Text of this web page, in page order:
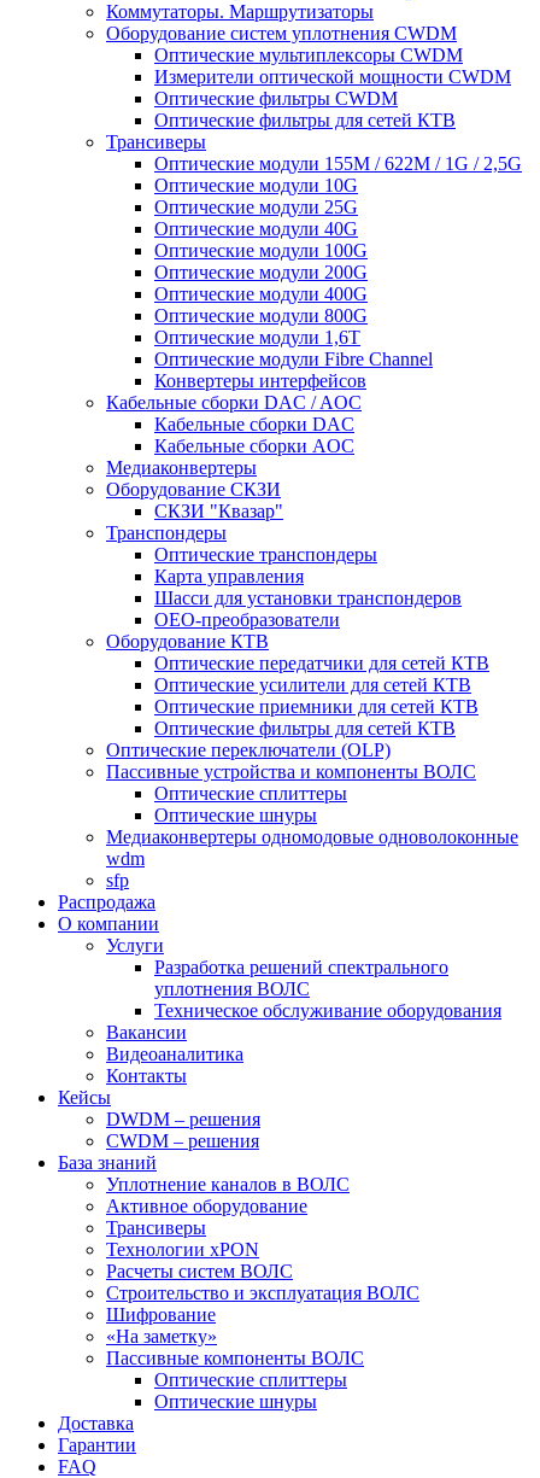
Коммутаторы. Маршрутизаторы
Оборудование систем уплотнения CWDM
Оптические мультиплексоры CWDM
Измерители оптической мощности CWDM
Оптические фильтры CWDM
Оптические фильтры для сетей КТВ
Трансиверы
Оптические модули 155M / 622M / 1G / 2,5G
Оптические модули 10G
Оптические модули 25G
Оптические модули 40G
Оптические модули 100G
Оптические модули 200G
Оптические модули 400G
Оптические модули 800G
Оптические модули 1,6T
Оптические модули Fibre Channel
Конвертеры интерфейсов
Кабельные сборки DAC / AOC
Кабельные сборки DAC
Кабельные сборки AOC
Медиаконвертеры
Оборудование СКЗИ
СКЗИ "Квазар"
Транспондеры
Оптические транспондеры
Карта управления
Шасси для установки транспондеров
OEO-преобразователи
Оборудование КТВ
Оптические передатчики для сетей КТВ
Оптические усилители для сетей КТВ
Оптические приемники для сетей КТВ
Оптические фильтры для сетей КТВ
Оптические переключатели (OLP)
Пассивные устройства и компоненты ВОЛС
Оптические сплиттеры
Оптические шнуры
Медиаконвертеры одномодовые одноволоконные
wdm
sfp
Распродажа
О компании
Услуги
Разработка решений спектрального
уплотнения ВОЛС
Техническое обслуживание оборудования
Вакансии
Видеоаналитика
Контакты
Кейсы
DWDM – решения
CWDM – решения
База знаний
Уплотнение каналов в ВОЛС
Активное оборудование
Трансиверы
Технологии xPON
Расчеты систем ВОЛС
Строительство и эксплуатация ВОЛС
Шифрование
«На заметку»
Пассивные компоненты ВОЛС
Оптические сплиттеры
Оптические шнуры
Доставка
Гарантии
FAQ